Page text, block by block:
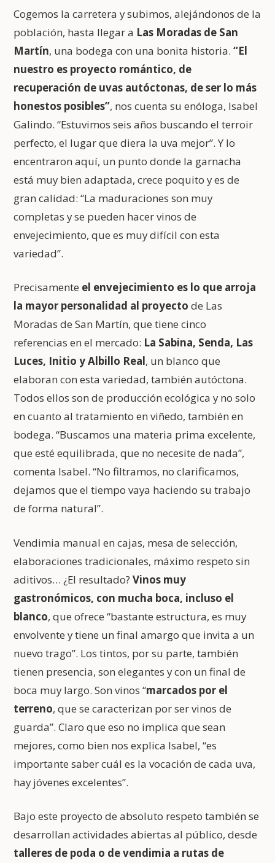
Cogemos la carretera y subimos, alejándonos de la
población, hasta llegar a Las Moradas de San
Martín, una bodega con una bonita historia.“El
nuestro es proyecto romántico, de
recuperación de uvas autóctonas, de ser lo más
honestos posibles”, nos cuenta su enóloga, Isabel
Galindo. “Estuvimos seis años buscando el terroir
perfecto, el lugar que diera la uva mejor”. Y lo
encentraron aquí, un punto donde la garnacha
está muy bien adaptada, crece poquito y es de
gran calidad: “La maduraciones son muy
completas y se pueden hacer vinos de
envejecimiento, que es muy difícil con esta
variedad”.
Precisamente el envejecimiento es lo que arroja
la mayor personalidad al proyecto de Las
Moradas de San Martín, que tiene cinco
referencias en el mercado: La Sabina, Senda, Las
Luces, Initio y Albillo Real, un blanco que
elaboran con esta variedad, también autóctona.
Todos ellos son de producción ecológica y no solo
en cuanto al tratamiento en viñedo, también en
bodega. “Buscamos una materia prima excelente,
que esté equilibrada, que no necesite de nada”,
comenta Isabel. “No filtramos, no clarificamos,
dejamos que el tiempo vaya haciendo su trabajo
de forma natural”.
Vendimia manual en cajas, mesa de selección,
elaboraciones tradicionales, máximo respeto sin
aditivos… ¿El resultado? Vinos muy
gastronómicos, con mucha boca, incluso el
blanco, que ofrece “bastante estructura, es muy
envolvente y tiene un final amargo que invita a un
nuevo trago”. Los tintos, por su parte, también
tienen presencia, son elegantes y con un final de
boca muy largo. Son vinos “marcados por el
terreno, que se caracterizan por ser vinos de
guarda”. Claro que eso no implica que sean
mejores, como bien nos explica Isabel, “es
importante saber cuál es la vocación de cada uva,
hay jóvenes excelentes”.
Bajo este proyecto de absoluto respeto también se
desarrollan actividades abiertas al público, desde
talleres de poda o de vendimia a rutas de